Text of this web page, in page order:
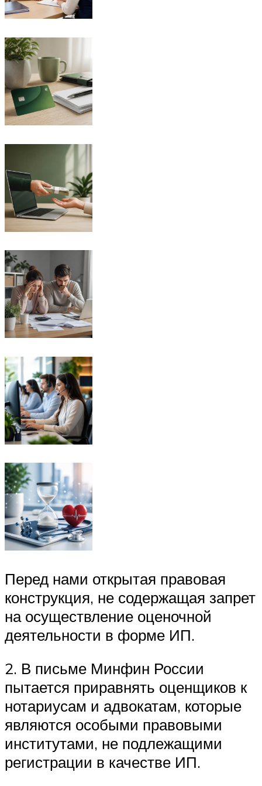
Перед нами открытая правовая
конструкция, не содержащая запрет
на осуществление оценочной
деятельности в форме ИП.
2. В письме Минфин России
пытается приравнять оценщиков к
нотариусам и адвокатам, которые
являются особыми правовыми
институтами, не подлежащими
регистрации в качестве ИП.